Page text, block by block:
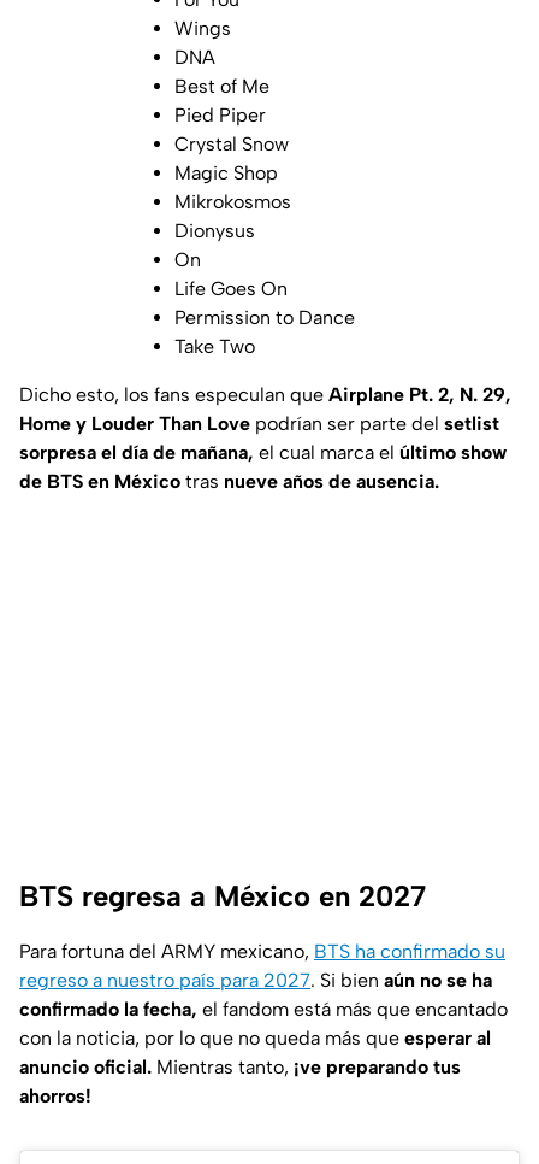
Wings
DNA
Best of Me
Pied Piper
Crystal Snow
Magic Shop
Mikrokosmos
Dionysus
On
Life Goes On
Permission to Dance
Take Two
Dicho esto, los fans especulan que Airplane Pt. 2, N. 29,
Home y Louder Than Love podrían ser parte del setlist
sorpresa el día de mañana, el cual marca el último show
de BTS en México tras nueve años de ausencia.
BTS regresa a México en 2027
Para fortuna del ARMY mexicano, BTS ha confirmado su
regreso a nuestro país para 2027. Si bien aún no se ha
confirmado la fecha, el fandom está más que encantado
con la noticia, por lo que no queda más que esperar al
anuncio oficial. Mientras tanto, ¡ve preparando tus
ahorros!